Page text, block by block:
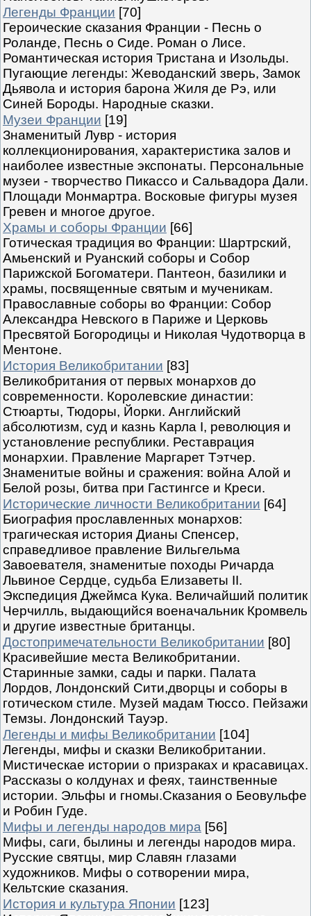
Легенды Франции [70]
Героические сказания Франции - Песнь о
Роланде, Песнь о Сиде. Роман о Лисе.
Романтическая история Тристана и Изольды.
Пугающие легенды: Жеводанский зверь, Замок
Дьявола и история барона Жиля де Рэ, или
Синей Бороды. Народные сказки.
Музеи Франции [19]
Знаменитый Лувр - история
коллекционирования, характеристика залов и
наиболее известные экспонаты. Персональные
музеи - творчество Пикассо и Сальвадора Дали.
Площади Монмартра. Восковые фигуры музея
Гревен и многое другое.
Храмы и соборы Франции [66]
Готическая традиция во Франции: Шартрский,
Амьенский и Руанский соборы и Собор
Парижской Богоматери. Пантеон, базилики и
храмы, посвященные святым и мученикам.
Православные соборы во Франции: Собор
Александра Невского в Париже и Церковь
Пресвятой Богородицы и Николая Чудотворца в
Ментоне.
История Великобритании [83]
Великобритания от первых монархов до
современности. Королевские династии:
Стюарты, Тюдоры, Йорки. Английский
абсолютизм, суд и казнь Карла I, революция и
установление республики. Реставрация
монархии. Правление Маргарет Тэтчер.
Знаменитые войны и сражения: война Алой и
Белой розы, битва при Гастингсе и Креси.
Исторические личности Великобритании [64]
Биография прославленных монархов:
трагическая история Дианы Спенсер,
справедливое правление Вильгельма
Завоевателя, знаменитые походы Ричарда
Львиное Сердце, судьба Елизаветы II.
Экспедиция Джеймса Кука. Величайший политик
Черчилль, выдающийся военачальник Кромвель
и другие известные британцы.
Достопримечательности Великобритании [80]
Красивейшие места Великобритании.
Старинные замки, сады и парки. Палата
Лордов, Лондонский Сити,дворцы и соборы в
готическом стиле. Музей мадам Тюссо. Пейзажи
Темзы. Лондонский Тауэр.
Легенды и мифы Великобритании [104]
Легенды, мифы и сказки Великобритании.
Мистическае истории о призраках и красавицах.
Рассказы о колдунах и феях, таинственные
истории. Эльфы и гномы.Сказания о Беовульфе
и Робин Гуде.
Мифы и легенды народов мира [56]
Мифы, саги, былины и легенды народов мира.
Русские святцы, мир Славян глазами
художников. Мифы о сотворении мира,
Кельтские сказания.
История и культура Японии [123]